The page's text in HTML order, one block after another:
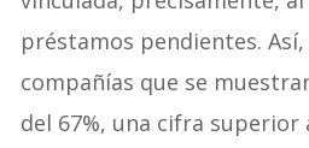
préstamos pendientes.
compañías que se
del 67%, una cifra superior